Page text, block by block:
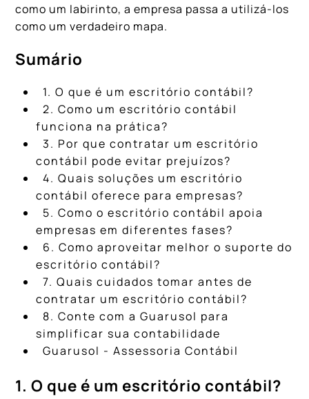
como um labirinto, a empresa passa a utilizá-los
como um verdadeiro mapa.
Sumário
1. O que é um escritório contábil?
2. Como um escritório contábil
funciona na prática?
3. Por que contratar um escritório
contábil pode evitar prejuízos?
4. Quais soluções um escritório
contábil oferece para empresas?
5. Como o escritório contábil apoia
empresas em diferentes fases?
6. Como aproveitar melhor o suporte do
escritório contábil?
7. Quais cuidados tomar antes de
contratar um escritório contábil?
8. Conte com a Guarusol para
simplificar sua contabilidade
Guarusol - Assessoria Contábil
1. O que é um escritório contábil?